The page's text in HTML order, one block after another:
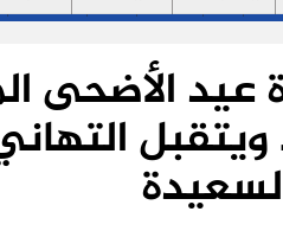
عيد الأضحى